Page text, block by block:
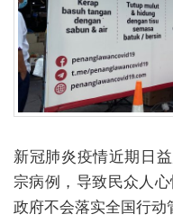
新冠肺炎疫情近期日
宗病例，导致民众人
政府不会落实全国行动